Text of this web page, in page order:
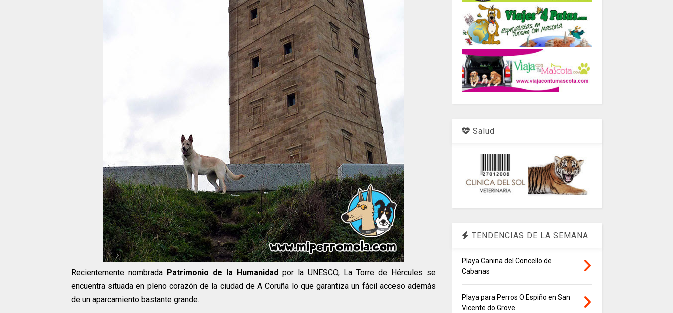
Recientemente nombrada Patrimonio de la Humanidad por la UNESCO, La Torre de Hércules se
encuentra situada en pleno corazón de la ciudad de A Coruña lo que garantiza un fácil acceso además
de un aparcamiento bastante grande.
Salud
TENDENCIAS DE LA SEMANA
Playa Canina del Concello de
Cabanas
Playa para Perros O Espiño en San
Vicente do Grove